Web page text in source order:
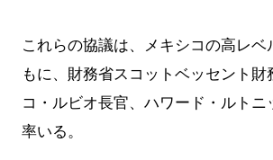
これらの協議は、メキシコの高レベ
もに、財務省スコットベッセント財
コ・ルビオ長官、ハワード・ルトニ
率いる。